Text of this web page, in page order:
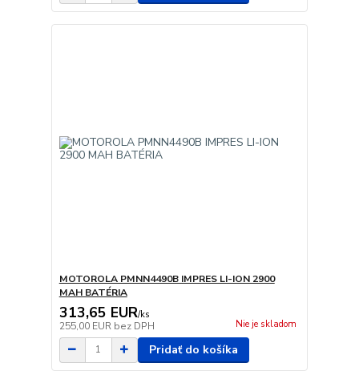
MOTOROLA PMNN4490B IMPRES LI-ION 2900
MAH BATÉRIA
313,65 EUR/ks
255,00 EUR bez DPH Nie je skladom
Pridať do košíka